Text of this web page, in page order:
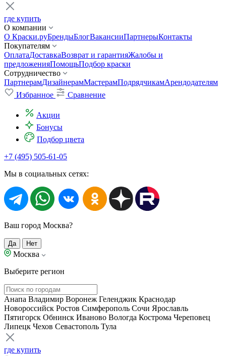
где купить
О компании
О Краски.руБрендыБлогВакансииПартнерыКонтакты
Покупателям
ОплатаДоставкаВозврат и гарантияЖалобы и
предложенияПомощьПодбор краски
Сотрудничество
ПартнерамДизайнерамМастерамПодрядчикамАрендодателям
Избранное
Сравнение
Акции
Бонусы
Подбор цвета
+7 (495) 505-61-05
Мы в социальных сетях:
Ваш город Москва?
Да Нет
Москва
Выберите регион
Анапа Владимир Воронеж Геленджик Краснодар
Новороссийск Ростов Симферополь Сочи Ярославль
Пятигорск Обнинск Иваново Вологда Кострома Череповец
Липецк Чехов Севастополь Тула
где купить